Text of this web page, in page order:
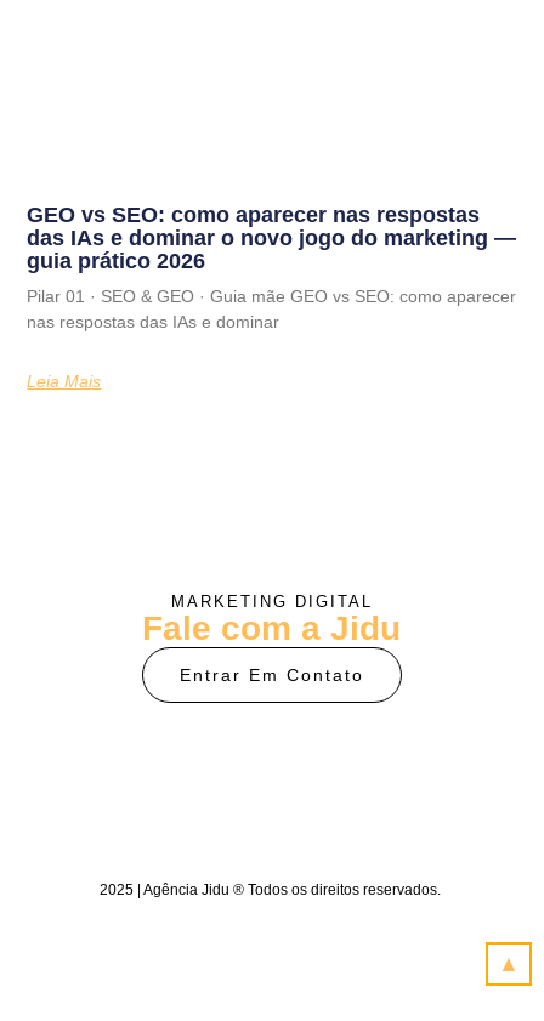
GEO vs SEO: como aparecer nas respostas
das IAs e dominar o novo jogo do marketing —
guia prático 2026
Pilar 01 · SEO & GEO · Guia mãe GEO vs SEO: como aparecer
nas respostas das IAs e dominar
Leia Mais
MARKETING DIGITAL
Fale com a Jidu
Entrar Em Contato
2025 | Agência Jidu ® Todos os direitos reservados.
▲